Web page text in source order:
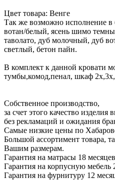
Цвет товара: Венге
Так же возможно исполнение в
вотан/белый, ясень шимо
таволато, дуб молочный, дуб
светлый, бетон пайн.
В комплект к данной кровати
тумбы,комод,пенал, шкаф
Собственное производство,
за счет этого качество
без рекламаций и ожидания
Самые низкие цены по
Большой ассортимент товара,
Вашим размерам.
Гарантия на матрасы 18 месяцев
Гарантия на корпусную мебель
Гарантия на фурнитуру 12